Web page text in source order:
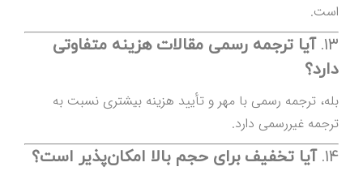
است.
۱۳. آیا ترجمه رسمی مقالات هزینه متفاوتی
دارد؟
بله، ترجمه رسمی با مهر و تأیید هزینه بیشتری نسبت به
ترجمه غیررسمی دارد.
۱۴. آیا تخفیف برای حجم بالا امکان‌پذیر است؟